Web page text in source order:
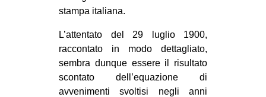
stampa italiana.
L’attentato del 29 luglio 1900,
raccontato in modo dettagliato,
sembra dunque essere il risultato
scontato dell’equazione di
avvenimenti svoltisi negli anni